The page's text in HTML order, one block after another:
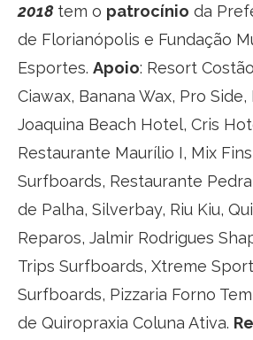
2018 tem o patrocínio da
de Florianópolis e Fundação
Esportes. Apoio: Resort
Ciawax, Banana Wax, Pro
Joaquina Beach Hotel, Cris
Restaurante Maurílio I, Mix
Surfboards, Restaurante
de Palha, Silverbay, Riu Kiu,
Reparos, Jalmir Rodrigues
Trips Surfboards, Xtreme
Surfboards, Pizzaria Forno
de Quiropraxia Coluna Ativa.